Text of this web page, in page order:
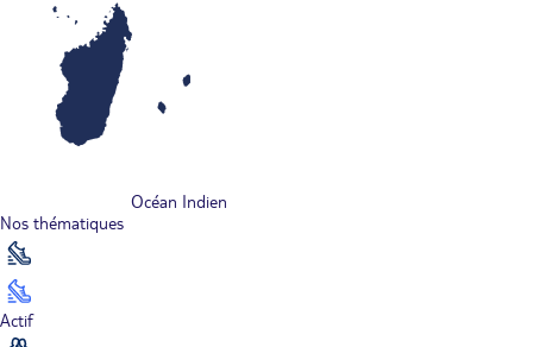
Océan Indien
Nos thématiques
Actif